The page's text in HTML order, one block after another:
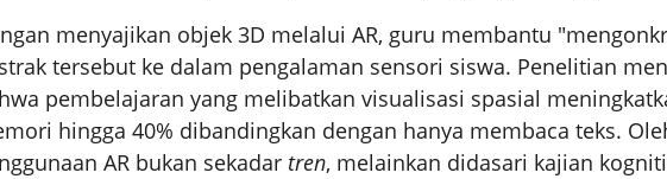
menyajikan objek 3D melalui AR, guru membantu
tersebut ke dalam pengalaman sensori siswa. Penelitian
pembelajaran yang melibatkan visualisasi spasial
hingga 40% dibandingkan dengan hanya membaca teks.
AR bukan sekadar tren, melainkan didasari kajian